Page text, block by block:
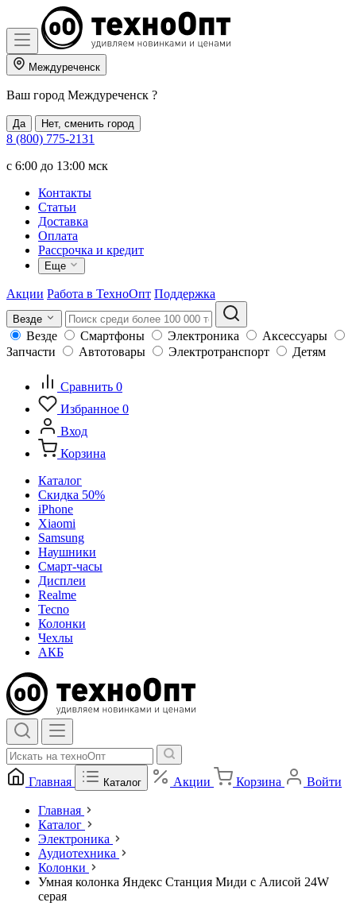
Междуреченск
Ваш город Междуреченск ?
Да Нет, сменить город
8 (800) 775-2131
c 6:00 до 13:00 мск
Контакты
Статьи
Доставка
Оплата
Рассрочка и кредит
Еще
Акции Работа в ТехноОпт Поддержка
Везде
Везде Смартфоны Электроника
Аксессуары
Запчасти
Автотовары Электротранспорт Детям
Сравнить 0
Избранное 0
Вход
Корзина
Каталог
Скидка 50%
iPhone
Xiaomi
Samsung
Наушники
Смарт-часы
Дисплеи
Realme
Tecno
Колонки
Чехлы
АКБ
Главная Каталог Акции Корзина Войти
Главная
Каталог
Электроника
Аудиотехника
Колонки
Умная колонка Яндекс Станция Миди с Алисой 24W
серая